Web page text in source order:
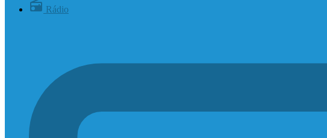
Rádio